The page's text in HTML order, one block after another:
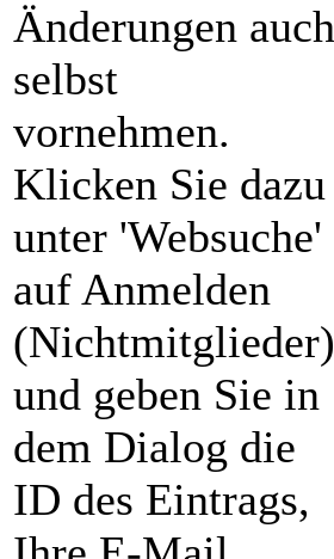
Änderungen auch
selbst
vornehmen.
Klicken Sie dazu
unter 'Websuche'
auf Anmelden
(Nichtmitglieder)
und geben Sie in
dem Dialog die
ID des Eintrags,